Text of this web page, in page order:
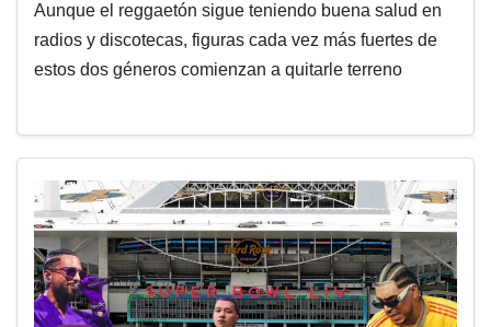
Aunque el reggaetón sigue teniendo buena salud en
radios y discotecas, figuras cada vez más fuertes de
estos dos géneros comienzan a quitarle terreno